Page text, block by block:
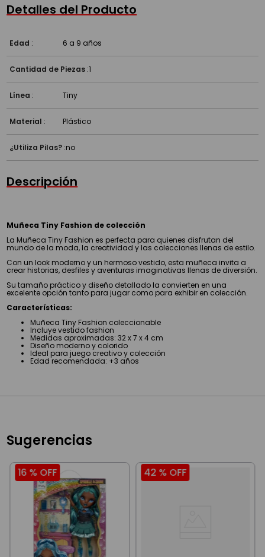
Detalles del Producto
Edad : 6 a 9 años
Cantidad de Piezas :1
Línea : Tiny
Material : Plástico
¿Utiliza Pilas? :no
Descripción
Muñeca Tiny Fashion de colección
La Muñeca Tiny Fashion es perfecta para quienes disfrutan del
mundo de la moda, la creatividad y las colecciones llenas de estilo.
Con un look moderno y un hermoso vestido, esta muñeca invita a
crear historias, desfiles y aventuras imaginativas llenas de diversión.
Su tamaño práctico y diseño detallado la convierten en una
excelente opción tanto para jugar como para exhibir en colección.
Características:
Muñeca Tiny Fashion coleccionable
Incluye vestido fashion
Medidas aproximadas: 32 x 7 x 4 cm
Diseño moderno y colorido
Ideal para juego creativo y colección
Edad recomendada: +3 años
Sugerencias
16 % OFF 42 % OFF